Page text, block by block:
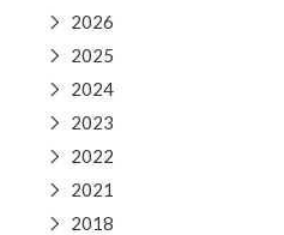
▶ 2026
▶ 2025
▶ 2024
▶ 2023
▶ 2022
▶ 2021
▶ 2018